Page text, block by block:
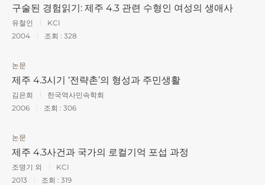
구술된 경험읽기: 제주 4.3 관련 수형인 여성의 생애사
유철인
KCI
2004
조회 : 328
논문
제주 4.3시기 ‘전략촌’의 형성과 주민생활
김은희
한국역사민속학회
2006
조회 : 306
논문
제주 4.3사건과 국가의 로컬기억 포섭 과정
조명기 외
KCI
2013
조회 : 319